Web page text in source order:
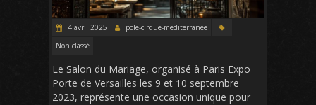
4 avril 2025
pole-cirque-mediterranee
Non classé
Le Salon du Mariage, organisé à Paris Expo
Porte de Versailles les 9 et 10 septembre
2023, représente une occasion unique pour